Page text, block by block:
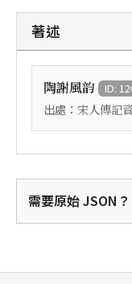
著述
陶謝風韵 ID:
出處： 宋人傳記
需要原始 JSON？